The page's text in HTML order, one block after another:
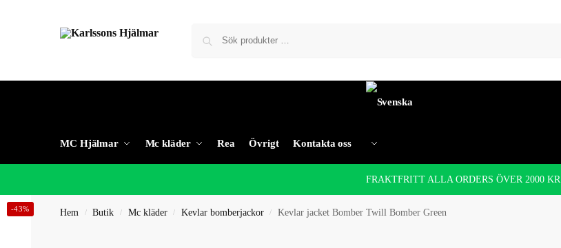
MC Hjälmar Mc kläder Rea Övrigt Kontakta oss
FRAKTFRITT ALLA ORDERS ÖVER 2000 KR
Hem / Butik / Mc kläder / Kevlar bomberjackor / Kevlar jacket Bomber Twill Bomber Green
-43%